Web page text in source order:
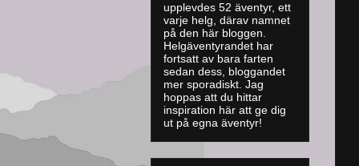
upplevdes 52 äventyr, ett
varje helg, därav namnet
på den här bloggen.
Helgäventyrandet har
fortsatt av bara farten
sedan dess, bloggandet
mer sporadiskt. Jag
hoppas att du hittar
inspiration här att ge dig
ut på egna äventyr!